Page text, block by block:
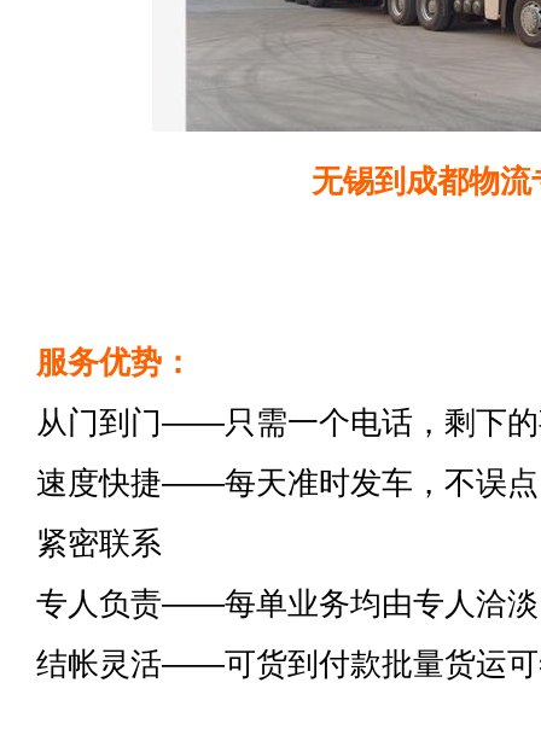
无锡到成都物流
服务优势：
从门到门——只需一个电话，剩下
速度快捷——每天准时发车，不误
紧密联系
专人负责——每单业务均由专人洽
结帐灵活——可货到付款批量货运